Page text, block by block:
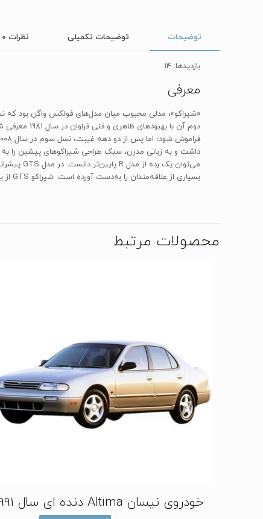
توضیحات توضیحات تکمیلی نظرات 0
بازدیدها: 14
معرفی
بسیاری از علاقه‌مندان را به‌دست آورده است. شیراکو‌ GTS‌ از یک گیربکس شش سرعته‌ی اتوماتیک بهره‌مند است و تمام قدرتش را به چرخ‌های جلو منتقل می‌کند.
محصولات مرتبط
خودروی نیسان Altima دنده ای سال 1991